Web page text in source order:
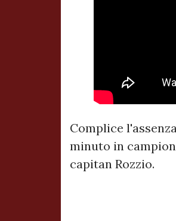
Complice
minuto in
capitan Rozzio.